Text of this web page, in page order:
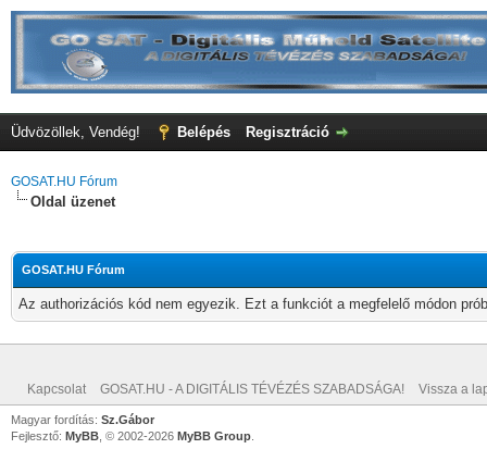
Üdvözöllek, Vendég! Belépés Regisztráció
GOSAT.HU Fórum
Oldal üzenet
GOSAT.HU Fórum
Az authorizációs kód nem egyezik. Ezt a funkciót a megfelelő módon
Kapcsolat GOSAT.HU - A DIGITÁLIS TÉVÉZÉS SZABADSÁGA! Vissza a
Magyar fordítás: Sz.Gábor
Fejlesztő: MyBB , © 2002-2026 MyBB Group